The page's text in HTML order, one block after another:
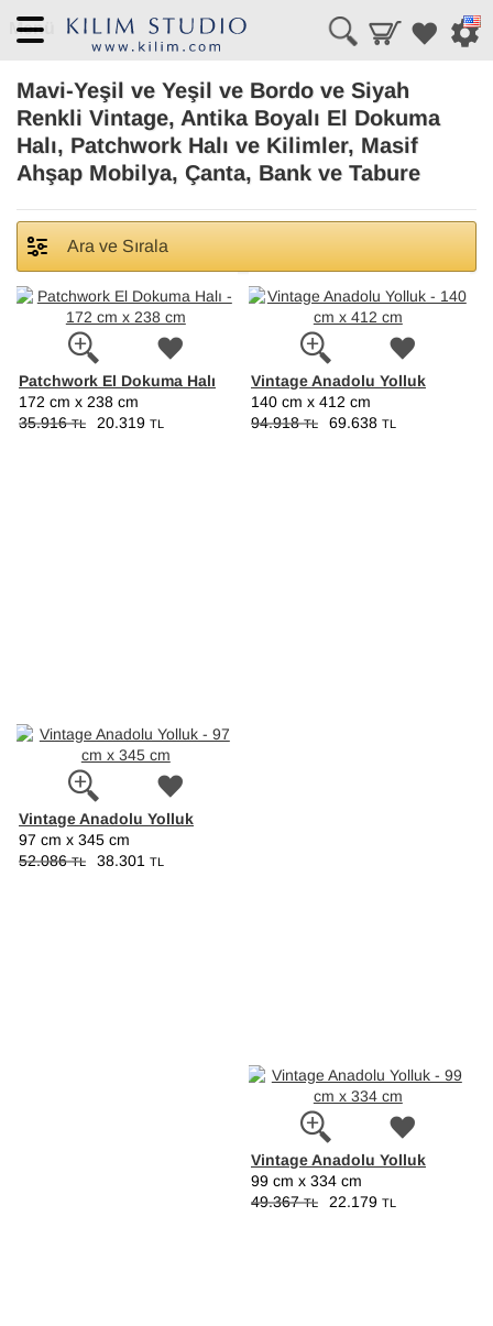
Menü
Mavi-Yeşil ve Yeşil ve Bordo ve Siyah
Renkli Vintage, Antika Boyalı El Dokuma
Halı, Patchwork Halı ve Kilimler, Masif
Ahşap Mobilya, Çanta, Bank ve Tabure
Ara ve Sırala
Patchwork El Dokuma Halı
172 cm x 238 cm
35.916TL 20.319 TL
Vintage Anadolu Yolluk
140 cm x 412 cm
94.918TL 69.638 TL
Vintage Anadolu Yolluk
97 cm x 345 cm
52.086TL 38.301 TL
Vintage Anadolu Yolluk
99 cm x 334 cm
49.367TL 22.179 TL